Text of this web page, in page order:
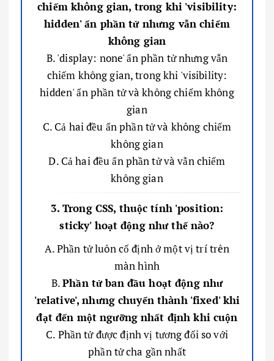
chiếm không gian, trong khi 'visibility:
hidden' ẩn phần tử nhưng vẫn chiếm
không gian
B. 'display: none' ẩn phần tử nhưng vẫn
chiếm không gian, trong khi 'visibility:
hidden' ẩn phần tử và không chiếm không
gian
C. Cả hai đều ẩn phần tử và không chiếm
không gian
D. Cả hai đều ẩn phần tử và vẫn chiếm
không gian
3. Trong CSS, thuộc tính 'position:
sticky' hoạt động như thế nào?
A. Phần tử luôn cố định ở một vị trí trên
màn hình
B.Phần tử ban đầu hoạt động như
'relative', nhưng chuyển thành 'fixed' khi
đạt đến một ngưỡng nhất định khi cuộn
C. Phần tử được định vị tương đối so với
phần tử cha gần nhất